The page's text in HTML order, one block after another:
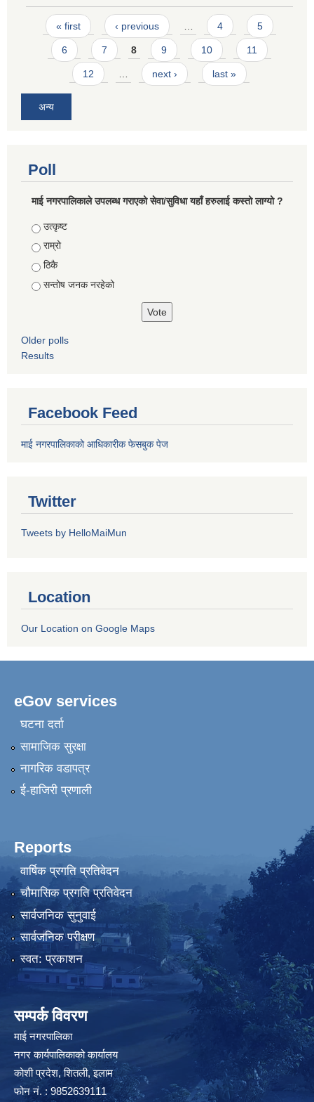
Pages
« first ‹ previous … 4 5
6 7 8 9 10 11
12 … next › last »
अन्य
Poll
माई नगरपालिकाले उपलब्ध गराएको सेवा/सुविधा यहाँ हरुलाई कस्तो लाग्यो ?
Choices
उत्कृष्ट
राम्रो
ठिकै
सन्तोष जनक नरहेको
Older polls
Results
Facebook Feed
माई नगरपालिकाको आधिकारीक फेसबुक पेज
Twitter
Tweets by HelloMaiMun
Location
Our Location on Google Maps
eGov services
घटना दर्ता
सामाजिक सुरक्षा
नागरिक वडापत्र
ई-हाजिरी प्रणाली
Reports
वार्षिक प्रगति प्रतिवेदन
चौमासिक प्रगति प्रतिवेदन
सार्वजनिक सुनुवाई
सार्वजनिक परीक्षण
स्वत: प्रकाशन
सम्पर्क विवरण
माई नगरपालिका
नगर कार्यपालिकाको कार्यालय
कोशी प्रदेश, शितली, इलाम
फोन नं. : 9852639111